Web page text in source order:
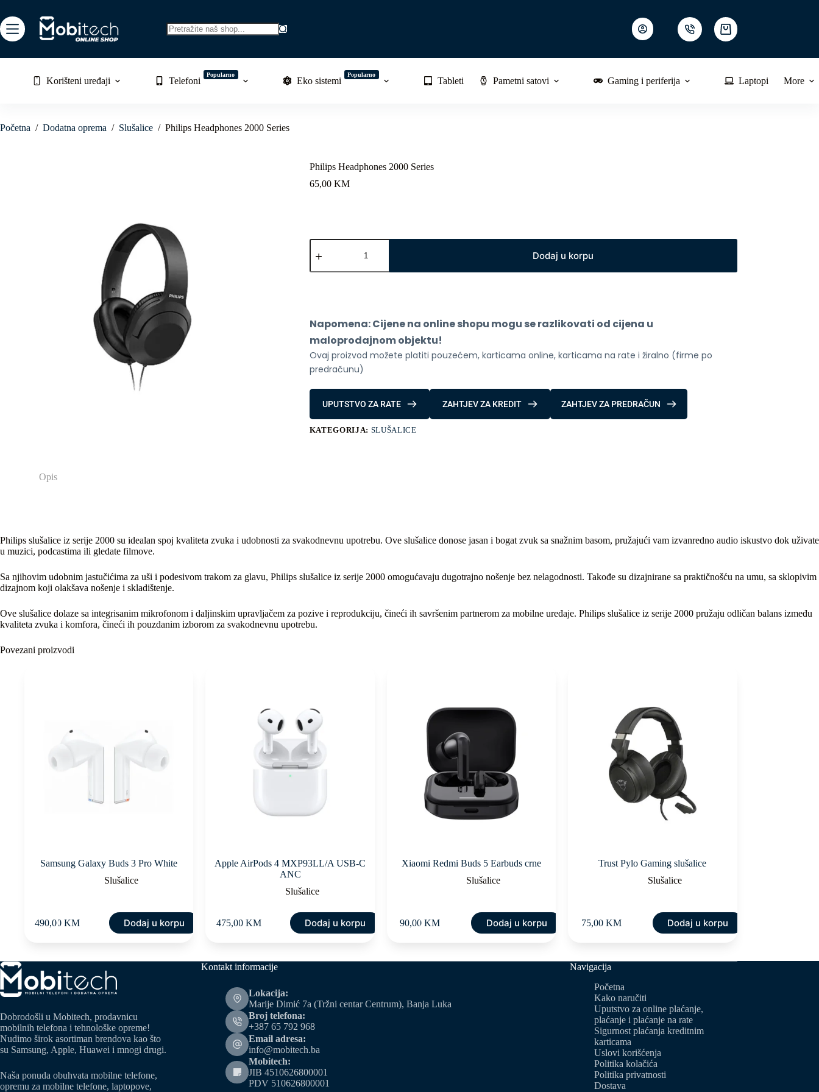
to
content
Shopping
cart
Korišteni uređaji Telefoni
Popularno
Eko sistemi
Popularno
Tableti Pametni satovi Gaming i periferija Laptopi More
Početna / Dodatna oprema / Slušalice / Philips Headphones 2000 Series
Philips Headphones 2000 Series
65,00 KM
Philips
Headphones
Series
Dodaj u korpu
Napomena: Cijene na online shopu mogu se razlikovati od cijena u
maloprodajnom objektu!
Ovaj proizvod možete platiti pouzećem, karticama online, karticama na rate i žiralno (firme po
predračunu)
UPUTSTVO ZA RATE ZAHTJEV ZA KREDIT ZAHTJEV ZA PREDRAČUN
KATEGORIJA: SLUŠALICE
Opis
Philips slušalice iz serije 2000 su idealan spoj kvaliteta zvuka i udobnosti za svakodnevnu upotrebu. Ove slušalice donose jasan i bogat zvuk sa snažnim basom, pružajući vam izvanredno audio iskustvo dok uživate
u muzici, podcastima ili gledate filmove.
Sa njihovim udobnim jastučićima za uši i podesivom trakom za glavu, Philips slušalice iz serije 2000 omogućavaju dugotrajno nošenje bez nelagodnosti. Takođe su dizajnirane sa praktičnošću na umu, sa sklopivim
dizajnom koji olakšava nošenje i skladištenje.
Ove slušalice dolaze sa integrisanim mikrofonom i daljinskim upravljačem za pozive i reprodukciju, čineći ih savršenim partnerom za mobilne uređaje. Philips slušalice iz serije 2000 pružaju odličan balans između
kvaliteta zvuka i komfora, čineći ih pouzdanim izborom za svakodnevnu upotrebu.
Povezani proizvodi
Samsung Galaxy Buds 3 Pro White
Slušalice
490,00KM Dodaj u korpu
Apple AirPods 4 MXP93LL/A USB-C
ANC
Slušalice
475,00 KM Dodaj u korpu
Xiaomi Redmi Buds 5 Earbuds crne
Slušalice
90,00KM Dodaj u korpu
Trust Pylo Gaming slušalice
Slušalice
75,00 KM Dodaj u korpu
Dobrodošli u Mobitech, prodavnicu
mobilnih telefona i tehnološke opreme!
Nudimo širok asortiman brendova kao što
su Samsung, Apple, Huawei i mnogi drugi.
Naša ponuda obuhvata mobilne telefone,
opremu za mobilne telefone, laptopove,
Kontakt informacije
Lokacija:
Marije Dimić 7a (Tržni centar Centrum), Banja Luka
Broj telefona:
+387 65 792 968
Email adresa:
info@mobitech.ba
Mobitech:
JIB 4510626800001
PDV 510626800001
Navigacija
Početna
Kako naručiti
Uputstvo za online plaćanje,
plaćanje i plaćanje na rate
Sigurnost plaćanja kreditnim
karticama
Uslovi korišćenja
Politika kolačića
Politika privatnosti
Dostava